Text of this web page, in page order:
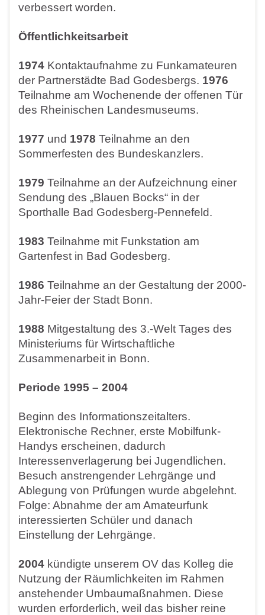
verbessert worden.
Öffentlichkeitsarbeit
1974 Kontaktaufnahme zu Funkamateuren
der Partnerstädte Bad Godesbergs. 1976
Teilnahme am Wochenende der offenen Tür
des Rheinischen Landesmuseums.
1977 und 1978 Teilnahme an den
Sommerfesten des Bundeskanzlers.
1979 Teilnahme an der Aufzeichnung einer
Sendung des „Blauen Bocks“ in der
Sporthalle Bad Godesberg-Pennefeld.
1983 Teilnahme mit Funkstation am
Gartenfest in Bad Godesberg.
1986 Teilnahme an der Gestaltung der 2000-
Jahr-Feier der Stadt Bonn.
1988 Mitgestaltung des 3.-Welt Tages des
Ministeriums für Wirtschaftliche
Zusammenarbeit in Bonn.
Periode 1995 – 2004
Beginn des Informationszeitalters.
Elektronische Rechner, erste Mobilfunk-
Handys erscheinen, dadurch
Interessenverlagerung bei Jugendlichen.
Besuch anstrengender Lehrgänge und
Ablegung von Prüfungen wurde abgelehnt.
Folge: Abnahme der am Amateurfunk
interessierten Schüler und danach
Einstellung der Lehrgänge.
2004 kündigte unserem OV das Kolleg die
Nutzung der Räumlichkeiten im Rahmen
anstehender Umbaumaßnahmen. Diese
wurden erforderlich, weil das bisher reine